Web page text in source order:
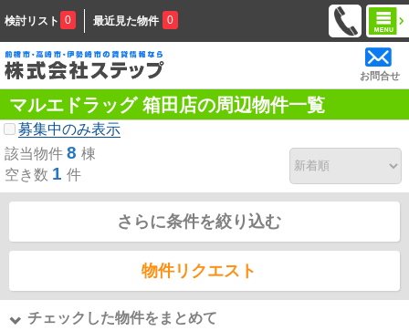
検討リスト 0 最近見た物件 0
お問合せ
マルエドラッグ 箱田店の周辺物件一覧
募集中のみ表示
該当物件 8 棟
空き数 1 件
さらに条件を絞り込む
物件リクエスト
チェックした物件をまとめて